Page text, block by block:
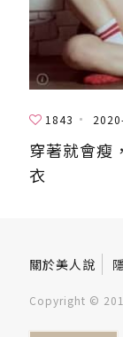
1843
穿著就會瘦
衣
關於美人說
Copyright ©